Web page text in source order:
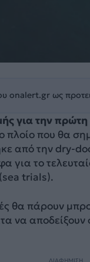
onalert.gr ως
για την πρώτη
που θα
από την dry-
για το
trials).
θα πάρουν
να αποδείξουν
ΔΙΑΦΗΜΙΣΗ